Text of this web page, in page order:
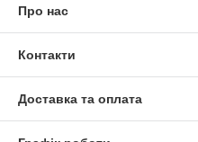
Про нас
Контакти
Доставка та оплата